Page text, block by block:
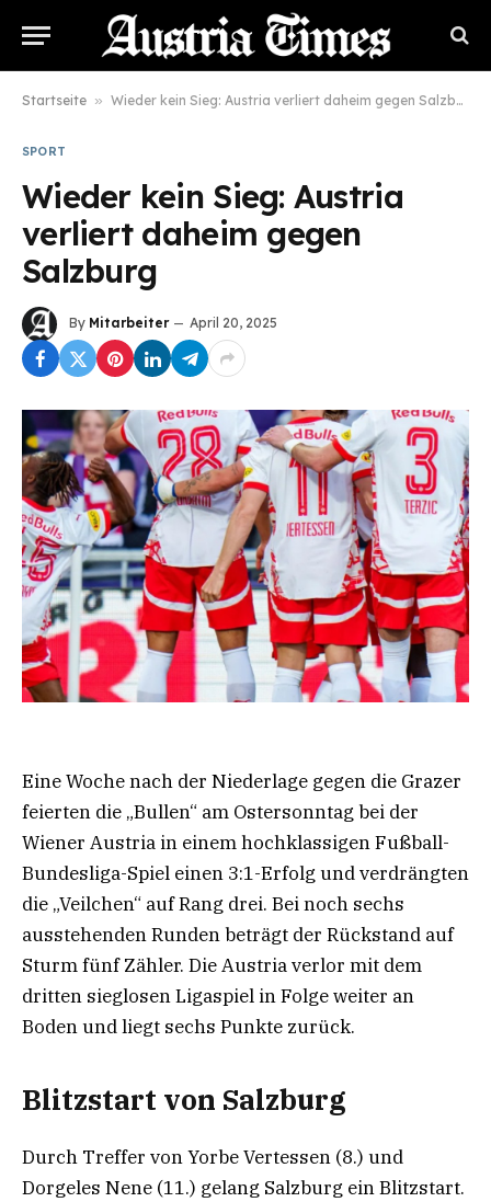
Startseite » Wieder kein Sieg: Austria verliert daheim gegen Salzburg
SPORT
Wieder kein Sieg: Austria
verliert daheim gegen
Salzburg
By Mitarbeiter April 20, 2025
Eine Woche nach der Niederlage gegen die Grazer
feierten die „Bullen“ am Ostersonntag bei der
Wiener Austria in einem hochklassigen Fußball-
Bundesliga-Spiel einen 3:1-Erfolg und verdrängten
die „Veilchen“ auf Rang drei. Bei noch sechs
ausstehenden Runden beträgt der Rückstand auf
Sturm fünf Zähler. Die Austria verlor mit dem
dritten sieglosen Ligaspiel in Folge weiter an
Boden und liegt sechs Punkte zurück.
Blitzstart von Salzburg
Durch Treffer von Yorbe Vertessen (8.) und
Dorgeles Nene (11.) gelang Salzburg ein Blitzstart.